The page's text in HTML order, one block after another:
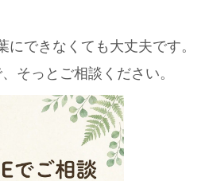
できなくても大丈夫です。
そっとご相談ください。